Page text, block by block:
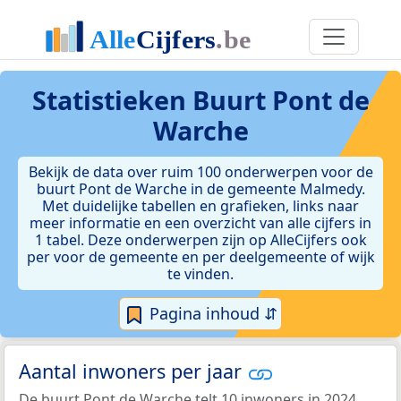
Statistieken Buurt Pont de
Warche
Bekijk de data over ruim 100 onderwerpen voor de
buurt Pont de Warche in de gemeente Malmedy.
Met duidelijke tabellen en grafieken, links naar
meer informatie en een overzicht van alle cijfers in
1 tabel. Deze onderwerpen zijn op AlleCijfers ook
per voor de gemeente en per deelgemeente of wijk
te vinden.
Pagina inhoud ⇵
Aantal inwoners per jaar